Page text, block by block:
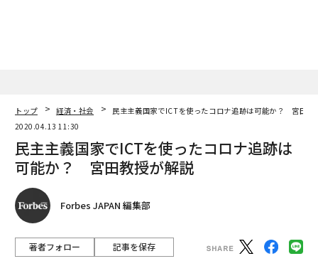
トップ 経済・社会
民主主義国家でICTを使ったコロナ追跡は可能か？ 宮田教
2020.04.13 11:30
民主主義国家でICTを使ったコロナ追跡は
可能か？ 宮田教授が解説
Forbes JAPAN 編集部
著者フォロー 記事を保存